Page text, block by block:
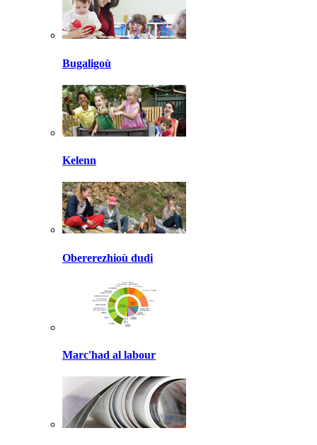
Bugaligoù
Kelenn
Obererezhioù dudi
Marc'had al labour